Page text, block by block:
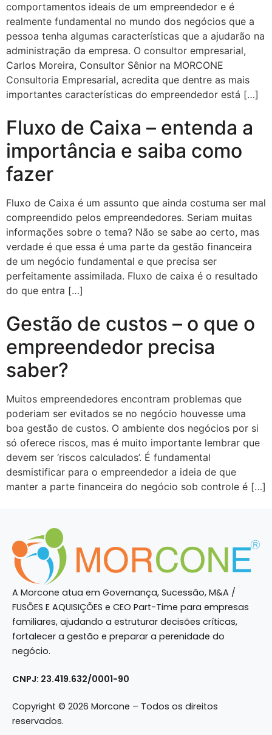
comportamentos ideais de um empreendedor e é
realmente fundamental no mundo dos negócios que a
pessoa tenha algumas características que a ajudarão na
administração da empresa. O consultor empresarial,
Carlos Moreira, Consultor Sênior na MORCONE
Consultoria Empresarial, acredita que dentre as mais
importantes características do empreendedor está […]
Fluxo de Caixa – entenda a
importância e saiba como
fazer
Fluxo de Caixa é um assunto que ainda costuma ser mal
compreendido pelos empreendedores. Seriam muitas
informações sobre o tema? Não se sabe ao certo, mas
verdade é que essa é uma parte da gestão financeira
de um negócio fundamental e que precisa ser
perfeitamente assimilada. Fluxo de caixa é o resultado
do que entra […]
Gestão de custos – o que o
empreendedor precisa
saber?
Muitos empreendedores encontram problemas que
poderiam ser evitados se no negócio houvesse uma
boa gestão de custos. O ambiente dos negócios por si
só oferece riscos, mas é muito importante lembrar que
devem ser ‘riscos calculados’. É fundamental
desmistificar para o empreendedor a ideia de que
manter a parte financeira do negócio sob controle é […]
A Morcone atua em Governança, Sucessão, M&A /
FUSÕES E AQUISIÇÕES e CEO Part-Time para empresas
familiares, ajudando a estruturar decisões críticas,
fortalecer a gestão e preparar a perenidade do
negócio.
CNPJ: 23.419.632/0001-90
Copyright © 2026 Morcone – Todos os direitos
reservados.